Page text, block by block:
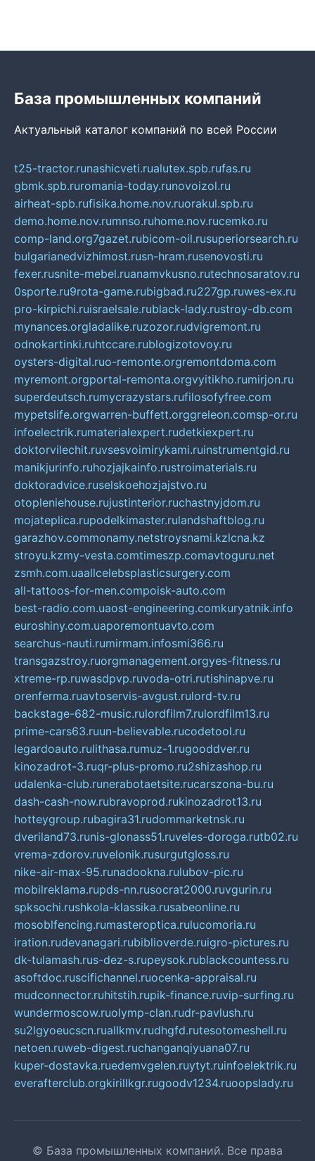
База промышленных компаний
Актуальный каталог компаний по всей России
t25-tractor.runashicveti.rualutex.spb.rufas.ru
gbmk.spb.ruromania-today.runovoizol.ru
airheat-spb.rufisika.home.nov.ruorakul.spb.ru
demo.home.nov.rumnso.ruhome.nov.rucemko.ru
comp-land.org7gazet.rubicom-oil.rusuperiorsearch.ru
bulgarianedvizhimost.rusn-hram.rusenovosti.ru
fexer.rusnite-mebel.ruanamvkusno.rutechnosaratov.ru
0sporte.ru9rota-game.rubigbad.ru227gp.ruwes-ex.ru
pro-kirpichi.ruisraelsale.rublack-lady.rustroy-db.com
mynances.orgladalike.ruzozor.rudvigremont.ru
odnokartinki.ruhtccare.rublogizotovoy.ru
oysters-digital.ruo-remonte.orgremontdoma.com
myremont.orgportal-remonta.orgvyitikho.rumirjon.ru
superdeutsch.rumycrazystars.rufilosofyfree.com
mypetslife.orgwarren-buffett.orggreleon.comsp-or.ru
infoelectrik.rumaterialexpert.rudetkiexpert.ru
doktorvilechit.ruvsesvoimirykami.ruinstrumentgid.ru
manikjurinfo.ruhozjajkainfo.rustroimaterials.ru
doktoradvice.ruselskoehozjajstvo.ru
otopleniehouse.rujustinterior.ruchastnyjdom.ru
mojateplica.rupodelkimaster.rulandshaftblog.ru
garazhov.commonamy.netstroysnami.kzlcna.kz
stroyu.kzmy-vesta.comtimeszp.comavtoguru.net
zsmh.com.uaallcelebsplasticsurgery.com
all-tattoos-for-men.compoisk-auto.com
best-radio.com.uaost-engineering.comkuryatnik.info
euroshiny.com.uaporemontuavto.com
searchus-nauti.rumirmam.infosmi366.ru
transgazstroy.ruorgmanagement.orgyes-fitness.ru
xtreme-rp.ruwasdpvp.ruvoda-otri.rutishinapve.ru
orenferma.ruavtoservis-avgust.rulord-tv.ru
backstage-682-music.rulordfilm7.rulordfilm13.ru
prime-cars63.ruun-believable.rucodetool.ru
legardoauto.rulithasa.rumuz-1.rugooddver.ru
kinozadrot-3.ruqr-plus-promo.ru2shizashop.ru
udalenka-club.runerabotaetsite.rucarszona-bu.ru
dash-cash-now.rubravoprod.rukinozadrot13.ru
hotteygroup.rubagira31.rudommarketnsk.ru
dveriland73.runis-glonass51.ruveles-doroga.rutb02.ru
vrema-zdorov.ruvelonik.rusurgutgloss.ru
nike-air-max-95.runadookna.rulubov-pic.ru
mobilreklama.rupds-nn.rusocrat2000.ruvgurin.ru
spksochi.rushkola-klassika.rusabeonline.ru
mosoblfencing.rumasteroptica.rulucomoria.ru
iration.rudevanagari.rubiblioverde.ruigro-pictures.ru
dk-tulamash.rus-dez-s.rupeysok.rublackcountess.ru
asoftdoc.ruscifichannel.ruocenka-appraisal.ru
mudconnector.ruhitstih.rupik-finance.ruvip-surfing.ru
wundermoscow.ruolymp-clan.rudr-pavlush.ru
su2lgyoeucscn.ruallkmv.rudhgfd.rutesotomeshell.ru
netoen.ruweb-digest.ruchanganqiyuana07.ru
kuper-dostavka.ruedemvgelen.ruytyt.ruinfoelektrik.ru
everafterclub.orgkirillkgr.rugoodv1234.ruoopslady.ru
© База промышленных компаний. Все права